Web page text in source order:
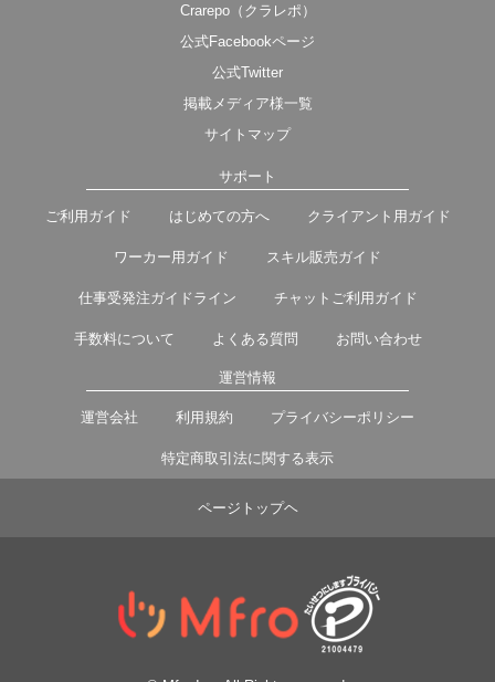
Crarepo（クラレポ）
公式Facebookページ
公式Twitter
掲載メディア様一覧
サイトマップ
サポート
ご利用ガイド はじめての方へ クライアント用ガイド
ワーカー用ガイド スキル販売ガイド
仕事受発注ガイドライン チャットご利用ガイド
手数料について よくある質問 お問い合わせ
運営情報
運営会社 利用規約 プライバシーポリシー
特定商取引法に関する表示
ページトップヘ